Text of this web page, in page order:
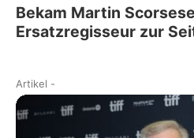
Bekam Martin
Ersatzregisseur zur
Artikel -